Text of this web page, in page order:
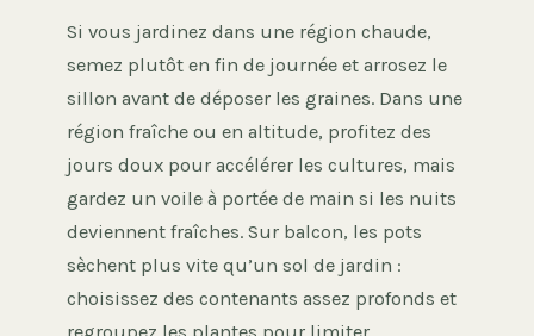
Si vous jardinez dans une région chaude,
semez plutôt en fin de journée et arrosez le
sillon avant de déposer les graines. Dans une
région fraîche ou en altitude, profitez des
jours doux pour accélérer les cultures, mais
gardez un voile à portée de main si les nuits
deviennent fraîches. Sur balcon, les pots
sèchent plus vite qu’un sol de jardin :
choisissez des contenants assez profonds et